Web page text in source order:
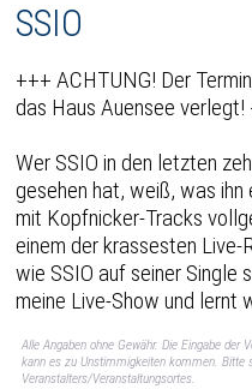
SSIO
+++ ACHTUNG! Der
das Haus Auensee verlegt!
Wer SSIO in den letzten
gesehen hat, weiß, was
mit Kopfnicker-Tracks
einem der krassesten
wie SSIO auf seiner Single
meine Live-Show und lernt
Alle Angaben ohne Gewähr. Die Eingabe der
kann es zu Unstimmigkeiten kommen. Bitte
Veranstalters/Veranstaltungsortes.